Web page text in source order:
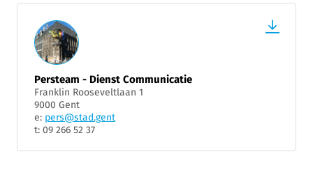
Persteam - Dienst Communicatie
Franklin Rooseveltlaan 1
9000 Gent
e: pers@stad.gent
t: 09 266 52 37